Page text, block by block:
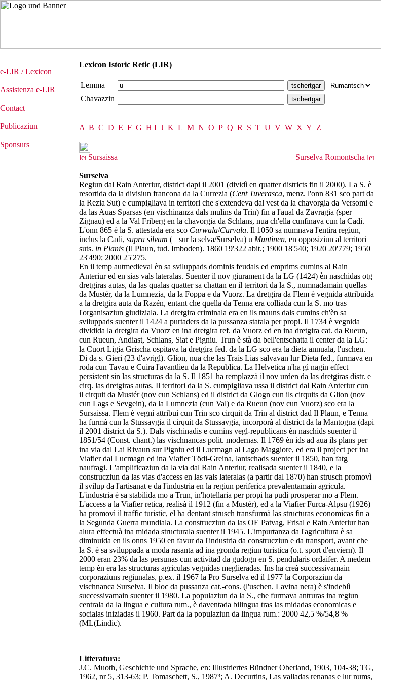
e-LIR / Lexicon
Assistenza e-LIR
Contact
Publicaziun
Sponsurs
Lexicon Istoric Retic (LIR)
Lemma
Chavazzin
A B C D E F G H I J K L M N O P Q R S T U V W X Y Z
Sursaissa Surselva Romontscha
Surselva
Regiun dal Rain Anteriur, district dapi il 2001 (dividì en quatter districts fin il 2000). La S. è
resortida da la divisiun francona da la Currezia (Cent Tuverasca, menz. l'onn 831 sco part da
la Rezia Sut) e cumpigliava in territori che s'extendeva dal vest da la chavorgia da Versomi e
da las Auas Sparsas (en vischinanza dals mulins da Trin) fin a l'aual da Zavragia (sper
Zignau) ed a la Val Friberg en la chavorgia da Schlans, nua ch'ella cunfinava cun la Cadi.
L'onn 865 è la S. attestada era sco Curwala/Curvala. Il 1050 sa numnava l'entira regiun,
inclus la Cadi, supra silvam (= sur la selva/Surselva) u Muntinen, en opposiziun al territori
suts. in Planis(Il Plaun, tud. Imboden). 1860 19'322 abit.; 1900 18'540; 1920 20'779; 1950
23'490; 2000 25'275.
En il temp autmedieval èn sa sviluppads dominis feudals ed emprims cumins al Rain
Anteriur ed en sias vals lateralas. Suenter il nov giurament da la LG (1424) èn naschidas otg
dretgiras autas, da las qualas quatter sa chattan en il territori da la S., numnadamain quellas
da Mustér, da la Lumnezia, da la Foppa e da Vuorz. La dretgira da Flem è vegnida attribuida
a la dretgira auta da Razén, entant che quella da Tenna era colliada cun la S. mo tras
l'organisaziun giudiziala. La dretgira criminala era en ils mauns dals cumins ch'èn sa
sviluppads suenter il 1424 a purtaders da la pussanza statala per propi. Il 1734 è vegnida
dividida la dretgira da Vuorz en ina dretgira ref. da Vuorz ed en ina dretgira cat. da Rueun,
cun Rueun, Andiast, Schlans, Siat e Pigniu. Trun è stà da bell'entschatta il center da la LG:
la Cuort Ligia Grischa ospitava la dretgira fed. da la LG sco era la dieta annuala, l'uschen.
Di da s. Gieri (23 d'avrigl). Glion, nua che las Trais Lias salvavan lur Dieta fed., furmava en
roda cun Tavau e Cuira l'avantlieu da la Republica. La Helvetica n'ha gì nagin effect
persistent sin las structuras da la S. Il 1851 ha remplazzà il nov urden da las dretgiras distr. e
cirq. las dretgiras autas. Il territori da la S. cumpigliava ussa il district dal Rain Anteriur cun
il cirquit da Mustér (nov cun Schlans) ed il district da Glogn cun ils cirquits da Glion (nov
cun Lags e Sevgein), da la Lumnezia (cun Val) e da Rueun (nov cun Vuorz) sco era la
Sursaissa. Flem è vegnì attribuì cun Trin sco cirquit da Trin al district dad Il Plaun, e Tenna
ha furmà cun la Stussavgia il cirquit da Stussavgia, incorporà al district da la Mantogna (dapi
il 2001 district da S.). Dals vischinadis e cumins vegl-republicans èn naschids suenter il
1851/54 (Const. chant.) las vischnancas polit. modernas. Il 1769 èn ids ad aua ils plans per
ina via dal Lai Rivaun sur Pigniu ed il Lucmagn al Lago Maggiore, ed era il project per ina
Viafier dal Lucmagn ed ina Viafier Tödi-Greina, lantschads suenter il 1850, han fatg
naufragi. L'amplificaziun da la via dal Rain Anteriur, realisada suenter il 1840, e la
construcziun da las vias d'access en las vals lateralas (a partir dal 1870) han strusch promovì
il svilup da l'artisanat e da l'industria en la regiun periferica prevalentamain agricula.
L'industria è sa stabilida mo a Trun, in'hotellaria per propi ha pudì prosperar mo a Flem.
L'access a la Viafier retica, realisà il 1912 (fin a Mustér), ed a la Viafier Furca-Alpsu (1926)
ha promovì il traffic turistic, el ha dentant strusch transfurmà las structuras economicas fin a
la Segunda Guerra mundiala. La construcziun da las OE Patvag, Frisal e Rain Anteriur han
alura effectuà ina midada structurala suenter il 1945. L'impurtanza da l'agricultura è sa
diminuida en ils onns 1950 en favur da l'industria da construcziun e da transport, avant che
la S. è sa sviluppada a moda rasanta ad ina gronda regiun turistica (o.t. sport d'enviern). Il
2000 eran 23% da las persunas cun activitad da gudogn en S. pendularis ordaifer. A medem
temp èn era las structuras agriculas vegnidas meglieradas. Ins ha creà successivamain
corporaziuns regiunalas, p.ex. il 1967 la Pro Surselva ed il 1977 la Corporaziun da
vischnanca Surselva. Il bloc da pussanza cat.-cons. (l'uschen. Lavina nera) è s'indeblì
successivamain suenter il 1980. La populaziun da la S., che furmava antruras ina regiun
centrala da la lingua e cultura rum., è daventada bilingua tras las midadas economicas e
socialas iniziadas il 1960. Part da la populaziun da lingua rum.: 2000 42,5 %/54,8 %
(ML(Lindic).
Litteratura:
J.C. Muoth, Geschichte und Sprache, en: Illustriertes Bündner Oberland, 1903, 104-38; TG,
1962, nr 5, 313-63; P. Tomaschett, S., 1987³; A. Decurtins, Las valladas renanas e lur nums,